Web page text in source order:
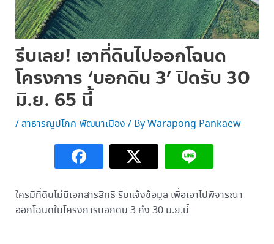
รีบเลย! เอาที่ดินไปออกโฉนด
โครงการ ‘บอกดิน 3’ ปิดรับ 30
มิ.ย. 65 นี้
/สาธารณูปโภค-พัฒนาเมือง / ByWarapong Pankaew
ใครมีที่ดินไม่มีเอกสารสิทธิ รีบแจ้งข้อมูล เพื่อเอาไปพิจารณา
ออกโฉนดในโครงการบอกดิน 3 ถึง 30 มิ.ย.นี้